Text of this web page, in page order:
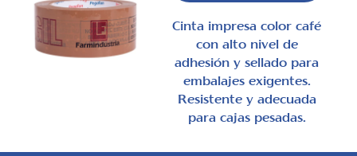
Cinta impresa color café
con alto nivel de
adhesión y sellado para
embalajes exigentes.
Resistente y adecuada
para cajas pesadas.